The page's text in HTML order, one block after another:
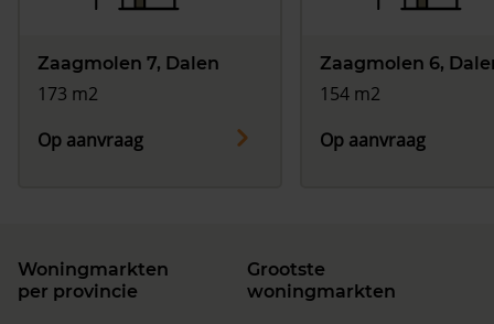
Zaagmolen 7, Dalen
173 m2
Op aanvraag
Zaagmolen 6,
154 m2
Op aanvraag
Woningmarkten
per provincie
Grootste
woningmarkten